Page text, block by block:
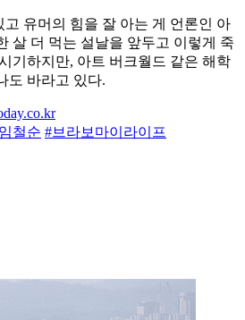
유머의 힘을 잘 아는 게 언론인 아
살 더 먹는 설날을 앞두고 이렇게 죽
기하지만, 아트 버크월드 같은 해학
도 바라고 있다.
철순 #브라보마이라이프